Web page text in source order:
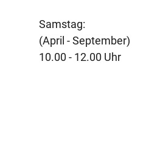
Samstag:
(April - September)
10.00 - 12.00 Uhr